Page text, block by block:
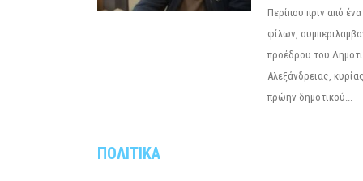
Περίπου πριν από
φίλων,
προέδρου του
Αλεξάνδρειας,
πρώην δημοτικού...
ΠΟΛΙΤΙΚΑ